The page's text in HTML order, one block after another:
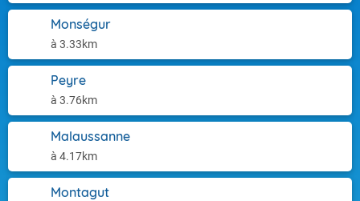
Monségur
à 3.33km
Peyre
à 3.76km
Malaussanne
à 4.17km
Montagut